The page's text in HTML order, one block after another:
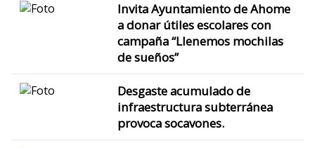
Invita Ayuntamiento de Ahome
a donar útiles escolares con
campaña “Llenemos mochilas
de sueños”
Desgaste acumulado de
infraestructura subterránea
provoca socavones.